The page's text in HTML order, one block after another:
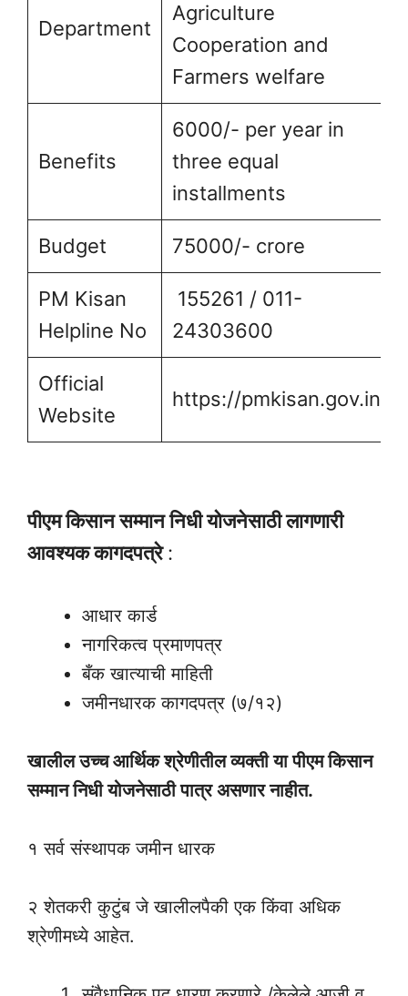
Department
Agriculture
Cooperation and
Farmers welfare
Benefits
6000/- per year in
three equal
installments
Budget 75000/- crore
PM Kisan
Helpline No
155261 / 011-
24303600
Official
Website
https://pmkisan.gov.in
पीएम किसान सम्मान निधी योजनेसाठी लागणारी
आवश्यक कागदपत्रे:
आधार कार्ड
नागरिकत्व प्रमाणपत्र
बँक खात्याची माहिती
जमीनधारक कागदपत्र (७/१२)
खालील उच्च आर्थिक श्रेणीतील व्यक्ती या पीएम किसान
सम्मान निधी योजनेसाठी पात्र असणार नाहीत.
१ सर्व संस्थापक जमीन धारक
२ शेतकरी कुटुंब जे खालीलपैकी एक किंवा अधिक
श्रेणीमध्ये आहेत.